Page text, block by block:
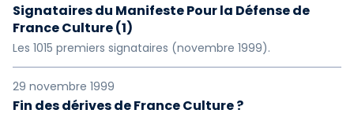
Signataires du Manifeste Pour la Défense de
France Culture (1)
Les 1015 premiers signataires (novembre 1999).
29 novembre 1999
Fin des dérives de France Culture ?